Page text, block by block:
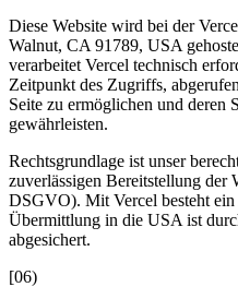
Diese Website wird bei der
Walnut, CA 91789, USA
verarbeitet Vercel technisch
Zeitpunkt des Zugriffs,
Seite zu ermöglichen und deren
gewährleisten.
Rechtsgrundlage ist unser
zuverlässigen Bereitstellung
DSGVO). Mit Vercel besteht
Übermittlung in die USA ist
abgesichert.
[06)